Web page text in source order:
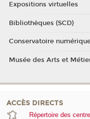
Expositions virtuelles
Bibliothèques (SCD)
Conservatoire
Musée des Arts et
ACCÈS DIRECTS
Répertoire des